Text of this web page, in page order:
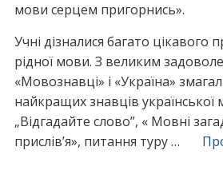
мови серцем пригорнись».
Учні дізналися багато цікавого
рідної мови. З великим
«Мовознавці» і «Україна»
найкращих знавців української
„Відгадайте слово”, « Мовні
прислів’я», питання туру …